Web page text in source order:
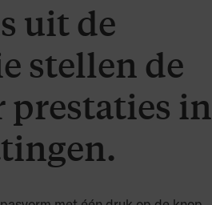
uit de
stellen de
prestaties in